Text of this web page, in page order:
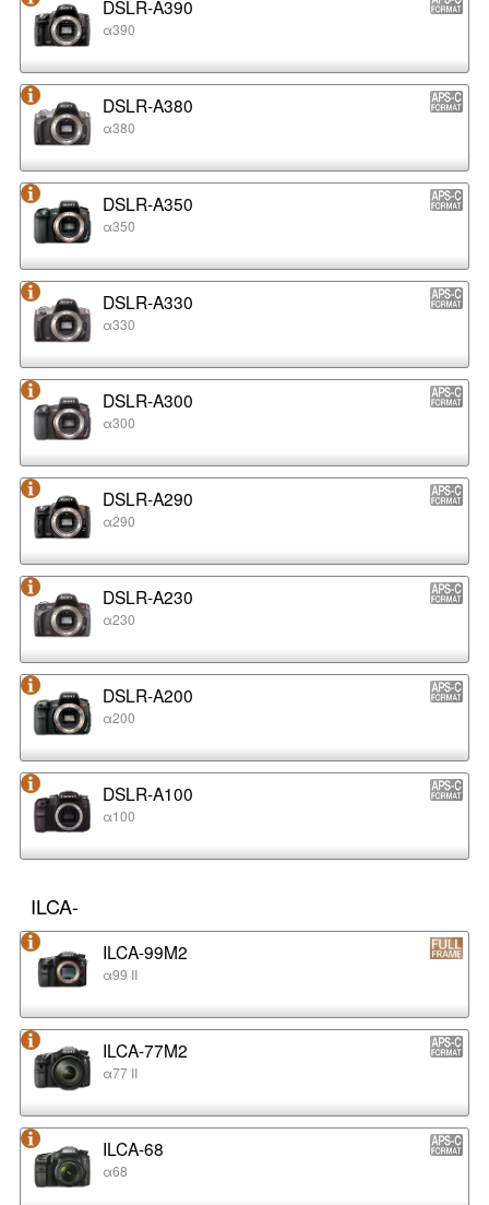
DSLR-A390
α390
DSLR-A380
α380
DSLR-A350
α350
DSLR-A330
α330
DSLR-A300
α300
DSLR-A290
α290
DSLR-A230
α230
DSLR-A200
α200
DSLR-A100
α100
ILCA-
ILCA-99M2
α99 II
ILCA-77M2
α77 II
ILCA-68
α68